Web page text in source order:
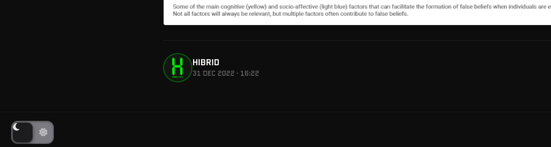
HIBRID
31 DEC 2022 · 16:22